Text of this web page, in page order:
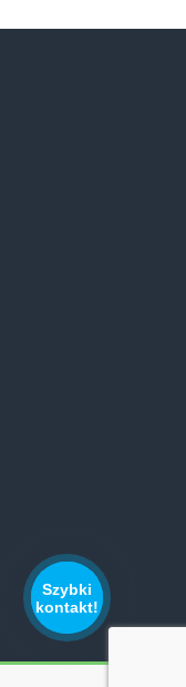
Szybki
kontakt!